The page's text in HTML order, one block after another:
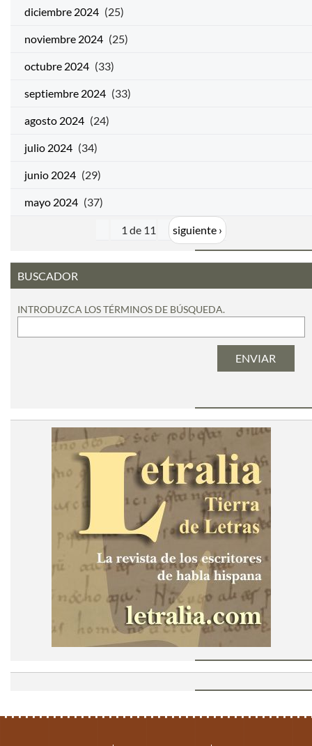
diciembre 2024 (25)
noviembre 2024 (25)
octubre 2024 (33)
septiembre 2024 (33)
agosto 2024 (24)
julio 2024 (34)
junio 2024 (29)
mayo 2024 (37)
1 de 11 siguiente ›
BUSCADOR
INTRODUZCA LOS TÉRMINOS DE BÚSQUEDA.